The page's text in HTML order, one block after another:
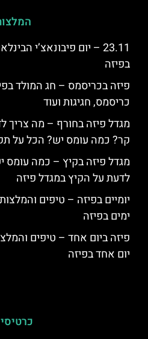
בפיזה
פיזה בכריסמס – חג המולד
כריסמס, חגיגות ועוד
מגדל פיזה בחורף – מה צריך
קר? כמה עומס יש? הכל על
מגדל פיזה בקיץ – כמה
לדעת על הקיץ במגדל פיזה
ימים בפיזה
פיזה ביום אחד – טיפים
יום אחד בפיזה